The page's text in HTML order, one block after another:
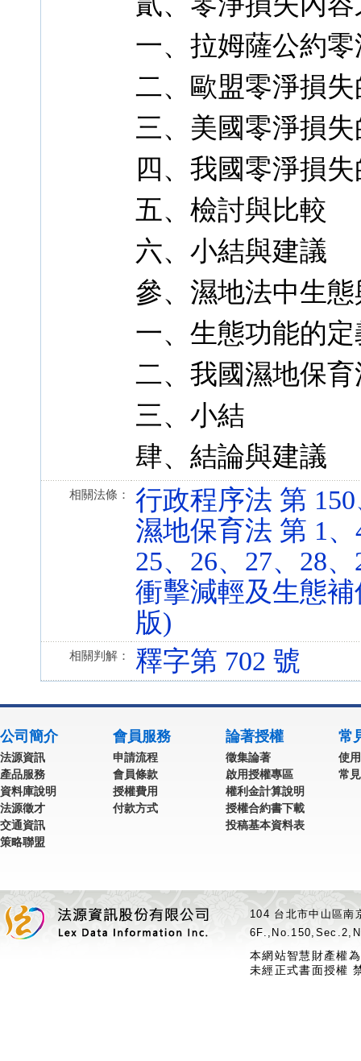
一、拉姆薩公約
二、歐盟零淨損
三、美國零淨損
四、我國零淨損
五、檢討與比較
六、小結與建議
參、濕地法中生
一、生態功能的定
二、我國濕地保
三、小結
肆、結論與建議
相關法條：
行政程序法 第
濕地保育法 第 1、
25、26、27、28
衝擊減輕及生態補
版)
相關判解： 釋字第 702 號
公司簡介
法源資訊
產品服務
資料庫說明
法源徵才
交通資訊
策略聯盟
會員服務
申請流程
會員條款
授權費用
付款方式
論著授權
徵集論著
啟用授權專區
權利金計算說明
授權合約書下載
投稿基本資料表
常
使
常
104 台北市中山區
本網站智慧財產權
未經正式書面授權